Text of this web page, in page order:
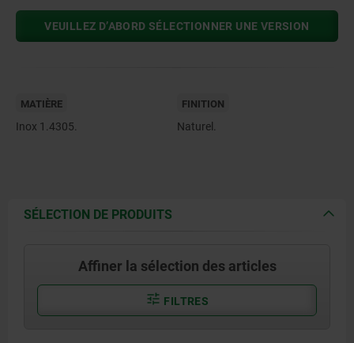
VEUILLEZ D’ABORD SÉLECTIONNER UNE VERSION
MATIÈRE
Inox 1.4305.
FINITION
Naturel.
SÉLECTION DE PRODUITS
Affiner la sélection des articles
FILTRES